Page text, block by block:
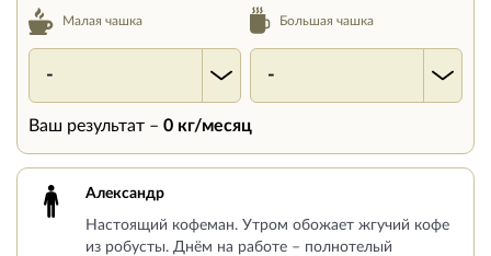
Малая чашка
-
Большая чашка
-
Ваш результат – 0 кг/месяц
Александр
Настоящий кофеман. Утром обожает жгучий кофе
из робусты. Днём на работе – полнотелый